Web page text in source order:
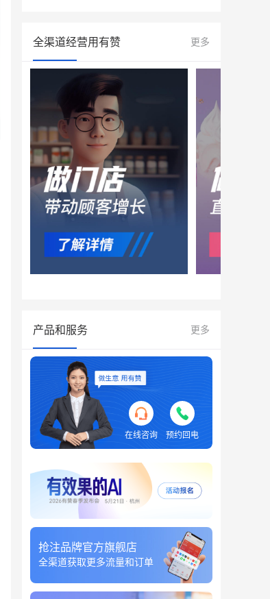
全渠道经营用有赞 更多
产品和服务 更多
在线咨询 预约回电
抢注品牌官方旗舰店
全渠道获取更多流量和订单